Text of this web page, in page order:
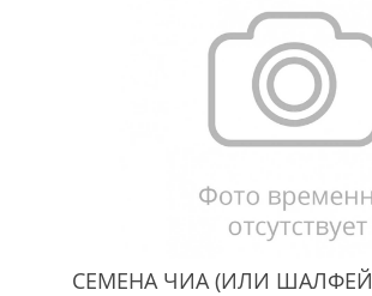
СЕМЕНА ЧИА (ИЛИ ШАЛФЕЙ